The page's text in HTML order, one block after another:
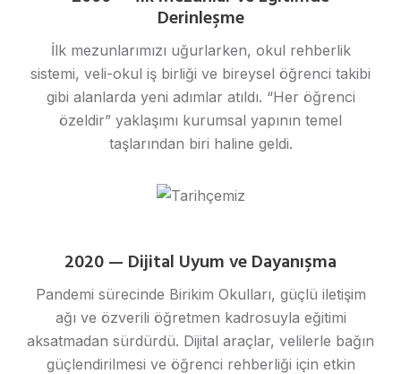
Derinleşme
İlk mezunlarımızı uğurlarken, okul rehberlik
sistemi, veli-okul iş birliği ve bireysel öğrenci takibi
gibi alanlarda yeni adımlar atıldı. “Her öğrenci
özeldir” yaklaşımı kurumsal yapının temel
taşlarından biri haline geldi.
2020 — Dijital Uyum ve Dayanışma
Pandemi sürecinde Birikim Okulları, güçlü iletişim
ağı ve özverili öğretmen kadrosuyla eğitimi
aksatmadan sürdürdü. Dijital araçlar, velilerle bağın
güçlendirilmesi ve öğrenci rehberliği için etkin